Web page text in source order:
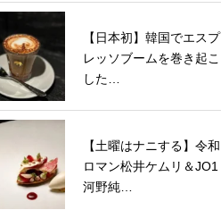
【日本初】韓国でエスプ
レッソブームを巻き起こ
した…
【土曜はナニする】令和
ロマン松井ケムリ＆JO1
河野純…